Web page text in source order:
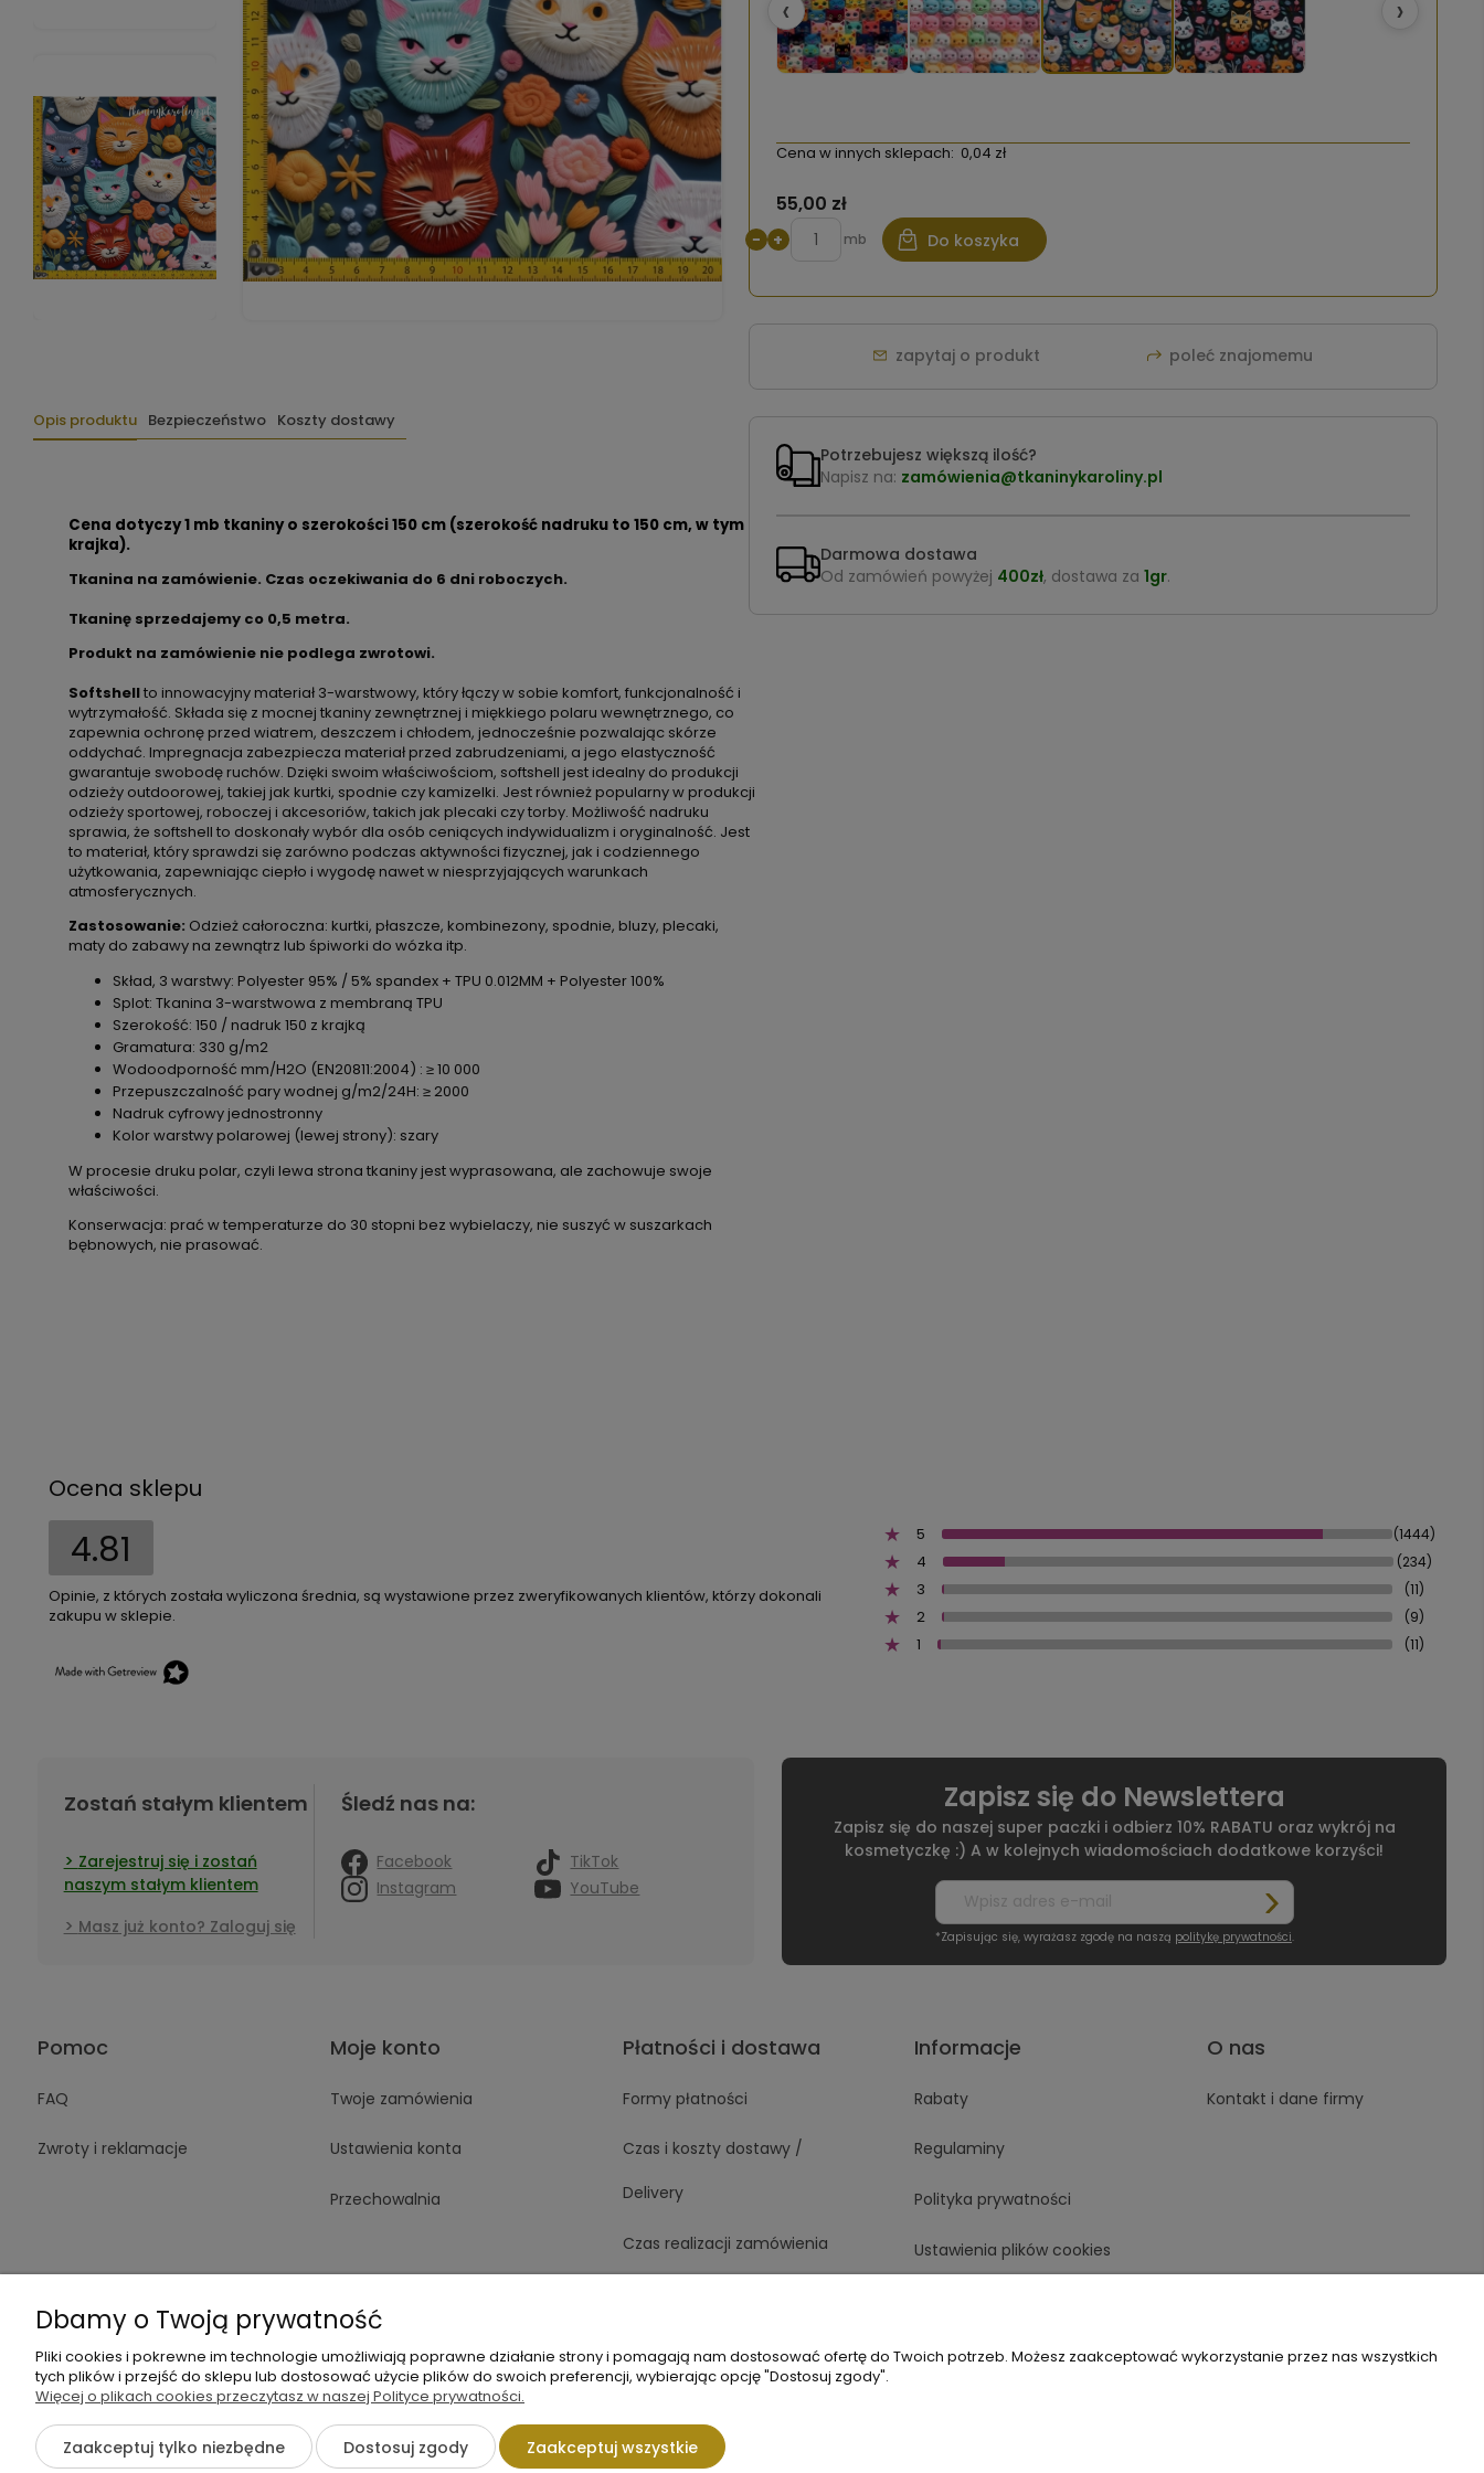
Opis produktu Bezpieczeństwo Koszty dostawy
Cena dotyczy 1 mb tkaniny o szerokości 150 cm (szerokość nadruku to 150 cm, w tym
krajka).
Tkanina na zamówienie. Czas oczekiwania do 6 dni roboczych.
Tkaninę sprzedajemy co 0,5 metra.
Produkt na zamówienie nie podlega zwrotowi.
Softshellto innowacyjny materiał 3-warstwowy, który łączy w sobie komfort, funkcjonalność i
wytrzymałość. Składa się z mocnej tkaniny zewnętrznej i miękkiego polaru wewnętrznego, co
zapewnia ochronę przed wiatrem, deszczem i chłodem, jednocześnie pozwalając skórze
oddychać. Impregnacja zabezpiecza materiał przed zabrudzeniami, a jego elastyczność
gwarantuje swobodę ruchów. Dzięki swoim właściwościom, softshell jest idealny do produkcji
odzieży outdoorowej, takiej jak kurtki, spodnie czy kamizelki. Jest również popularny w produkcji
odzieży sportowej, roboczej i akcesoriów, takich jak plecaki czy torby. Możliwość nadruku
sprawia, że softshell to doskonały wybór dla osób ceniących indywidualizm i oryginalność. Jest
to materiał, który sprawdzi się zarówno podczas aktywności fizycznej, jak i codziennego
użytkowania, zapewniając ciepło i wygodę nawet w niesprzyjających warunkach
atmosferycznych.
Zastosowanie: Odzież całoroczna: kurtki, płaszcze, kombinezony, spodnie, bluzy, plecaki,
maty do zabawy na zewnątrz lub śpiworki do wózka itp.
Skład, 3 warstwy: Polyester 95% / 5% spandex + TPU 0.012MM + Polyester 100%
Splot: Tkanina 3-warstwowa z membraną TPU
Szerokość: 150 / nadruk 150 z krajką
Gramatura: 330 g/m2
Wodoodporność mm/H2O (EN20811:2004) : ≥ 10 000
Przepuszczalność pary wodnej g/m2/24H: ≥ 2000
Nadruk cyfrowy jednostronny
Kolor warstwy polarowej (lewej strony): szary
W procesie druku polar, czyli lewa strona tkaniny jest wyprasowana, ale zachowuje swoje
właściwości.
Konserwacja: prać w temperaturze do 30 stopni bez wybielaczy, nie suszyć w suszarkach
bębnowych, nie prasować.
‹ ›
Cena w innych sklepach: 0,04 zł
55,00 zł
− + mb Do koszyka
zapytaj o produkt poleć znajomemu
Potrzebujesz większą ilość?
Napisz na: zamówienia@tkaninykaroliny.pl
Darmowa dostawa
Od zamówień powyżej 400zł, dostawa za 1gr.
Ocena sklepu
4.81
Opinie, z których została wyliczona średnia, są wystawione przez zweryfikowanych klientów, którzy dokonali
zakupu w sklepie.
5 (1444)
4 (234)
3 (11)
2 (9)
1 (11)
Zostań stałym klientem
Zarejestruj się i zostań
naszym stałym klientem
Masz już konto? Zaloguj się
Śledź nas na:
Facebook
TikTok
Instagram
YouTube
Zapisz się do Newslettera
Zapisz się do naszej super paczki i odbierz 10% RABATU oraz wykrój na
kosmetyczkę :) A w kolejnych wiadomościach dodatkowe korzyści!
*Zapisując się, wyrażasz zgodę na naszą politykę prywatności.
Pomoc
FAQ
Zwroty i reklamacje
Moje konto
Twoje zamówienia
Ustawienia konta
Przechowalnia
Płatności i dostawa
Formy płatności
Czas i koszty dostawy /
Delivery
Czas realizacji zamówienia
Informacje
Rabaty
Regulaminy
Polityka prywatności
Ustawienia plików cookies
O nas
Kontakt i dane firmy
+48 605 141 363 Napisz do nas
Sklep internetowy Shoper.pl
Dbamy o Twoją prywatność
Pliki cookies i pokrewne im technologie umożliwiają poprawne działanie strony i pomagają nam dostosować ofertę do Twoich potrzeb. Możesz zaakceptować wykorzystanie przez nas wszystkich
tych plików i przejść do sklepu lub dostosować użycie plików do swoich preferencji, wybierając opcję "Dostosuj zgody".
Więcej o plikach cookies przeczytasz w naszej Polityce prywatności.
Zaakceptuj tylko niezbędne Dostosuj zgody Zaakceptuj wszystkie